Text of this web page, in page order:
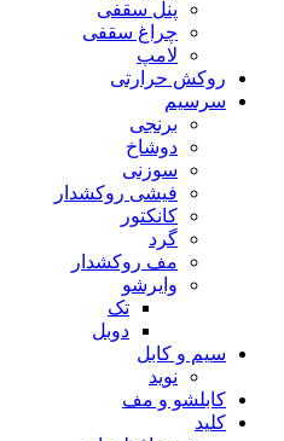
پنل سقفی
چراغ سقفی
لامپ
روکش حرارتی
سرسیم
برنجی
دوشاخ
سوزنی
فیشی روکشدار
کانکتور
گرد
مف روکشدار
وایرشو
تک
دوبل
سیم و کابل
نوید
کابلشو و مف
کلید